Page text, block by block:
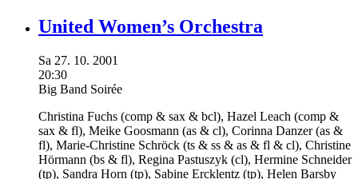
United Women’s Orchestra
Sa 27. 10. 2001
20:30
Big Band Soirée
Christina Fuchs (comp & sax & bcl), Hazel Leach (comp &
sax & fl), Meike Goosmann (as & cl), Corinna Danzer(as &
fl), Marie-Christine Schröck (ts & ss & as & fl & cl), Christine
Hörmann (bs & fl), Regina Pastuszyk (cl), Hermine Schneider
(tp), Sandra Horn (tp), Sabine Ercklentz (tp), Helen Barsby